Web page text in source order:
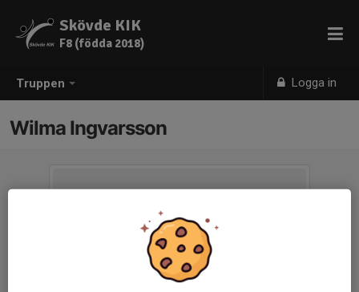
Truppen Logga in
Skövde KIK
F8 (födda 2018)
Wilma Ingvarsson